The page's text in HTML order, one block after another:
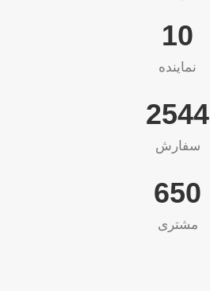
10
نماینده
2565
سفارش
655
مشتری